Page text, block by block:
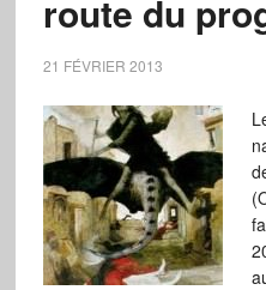
route du
21 FÉVRIER 2013